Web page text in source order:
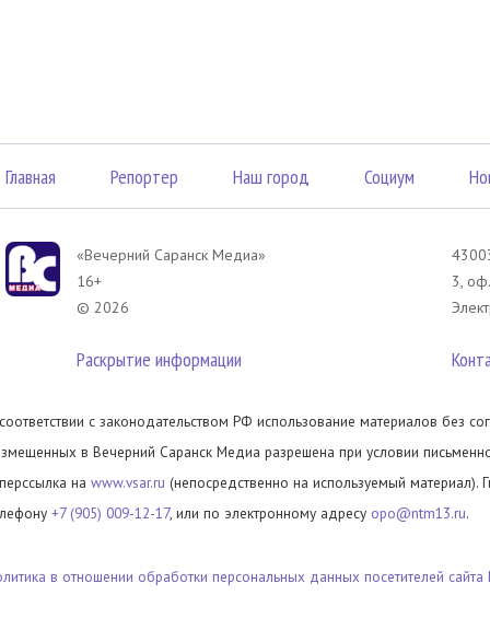
Главная Репортер Наш город Социум
«Вечерний Саранск Mедиа»
16+
© 2026
Раскрытие информации
3,
с законодательством РФ использование материалов без
в Вечерний Саранск Медиа разрешена при условии
на www.vsar.ru (непосредственно на используемый материал).
+7 (905) 009-12-17, или по электронному адресу opo@ntm13.ru.
в отношении обработки персональных данных посетителей